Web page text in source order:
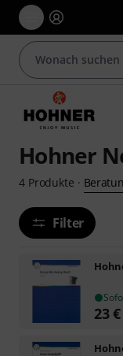
Hohner
4 Produkte ·
Filter
23€